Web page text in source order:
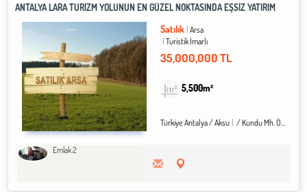
ANTALYA LARA TURIZM YOLUNUN EN GÜZEL NOKTASINDA EŞSİZ YATIRIM
Satılık Arsa
Turistik İmarlı
35,000,000 TL
5,500m²
Türkiye Antalya / Aksu / Kundu Mh. Özlü Köyü
Emlak 2